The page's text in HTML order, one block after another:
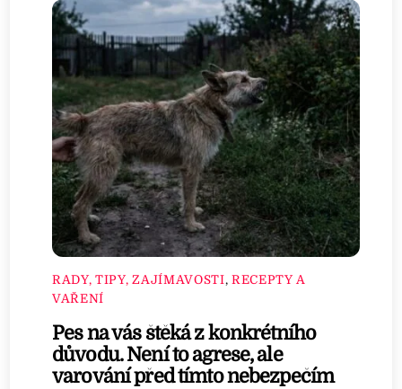
RADY, TIPY, ZAJÍMAVOSTI, RECEPTY A
VAŘENÍ
Pes na vás štěká z konkrétního
důvodu. Není to agrese, ale
varování před tímto nebezpečím